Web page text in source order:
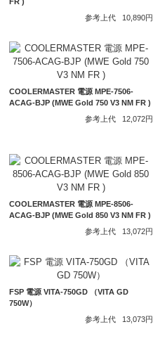
参考上代
10,890円
COOLERMASTER 電源 MPE-7506-
ACAG-BJP (MWE Gold 750 V3 NM FR )
参考上代
12,072円
COOLERMASTER 電源 MPE-8506-
ACAG-BJP (MWE Gold 850 V3 NM FR )
参考上代
13,072円
FSP 電源 VITA-750GD （VITA GD
750W）
参考上代
13,073円